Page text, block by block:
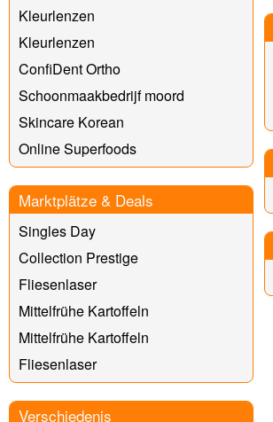
Kleurlenzen
Kleurlenzen
ConfiDent Ortho
Schoonmaakbedrijf moord
Skincare Korean
Online Superfoods
Marktplätze & Deals
Singles Day
Collection Prestige
Fliesenlaser
Mittelfrühe Kartoffeln
Mittelfrühe Kartoffeln
Fliesenlaser
Verschiedenis